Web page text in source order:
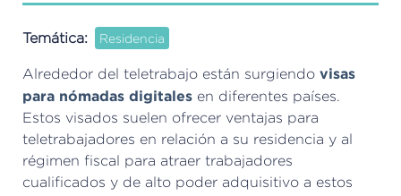
Temática Residencia
Alrededor del teletrabajo están surgiendo visas
para nómadas digitales en diferentes países.
Estos visados suelen ofrecer ventajas para
teletrabajadores en relación a su residencia y al
régimen fiscal para atraer trabajadores
cualificados y de alto poder adquisitivo a estos